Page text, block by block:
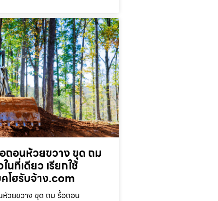
ถอนห้วยขวาง ขุด ถม
นที่เดียว เรียกใช้
โฮรับจ้าง.com
ห้วยขวาง ขุด ถม รื้อถอน